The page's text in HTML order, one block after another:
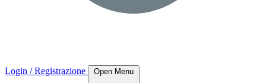
Login / Registrazione Open Menu